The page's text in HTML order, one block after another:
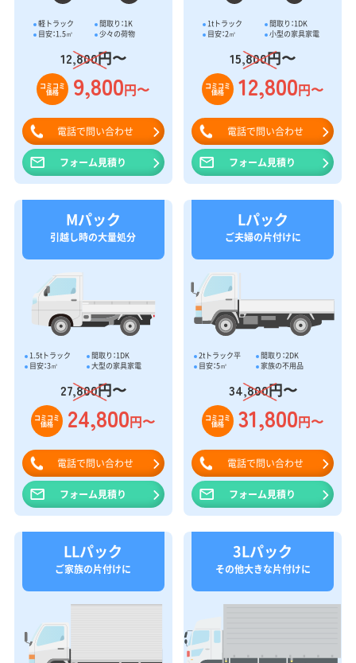
軽トラック
間取り：1K
目安：1.5㎥
少々の荷物
12,800円〜
コミコミ
価格 9,800円〜
電話で問い合わせ
フォーム見積り
1tトラック
間取り：1DK
目安：2㎥
小型の家具家電
15,800円〜
コミコミ
価格 12,800円〜
電話で問い合わせ
フォーム見積り
Mパック
引越し時の大量処分
1.5tトラック
間取り：1DK
目安：3㎥
大型の家具家電
27,800円〜
コミコミ
価格 24,800円〜
電話で問い合わせ
フォーム見積り
Lパック
ご夫婦の片付けに
2tトラック平
間取り：2DK
目安：5㎥
家族の不用品
34,800円〜
コミコミ
価格 31,800円〜
電話で問い合わせ
フォーム見積り
LLパック
ご家族の片付けに
3Lパック
その他大きな片付けに